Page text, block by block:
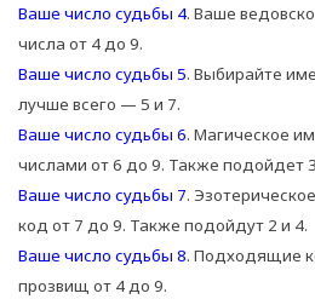
Ваше число судьбы 4. Ваше
числа от 4 до 9.
Ваше число судьбы 5. Выбирайте
лучше всего — 5 и 7.
Ваше число судьбы 6. Магическое
числами от 6 до 9. Также подойдет
Ваше число судьбы 7.
код от 7 до 9. Также подойдут 2 и 4.
Ваше число судьбы 8. Подходящие
прозвищ от 4 до 9.